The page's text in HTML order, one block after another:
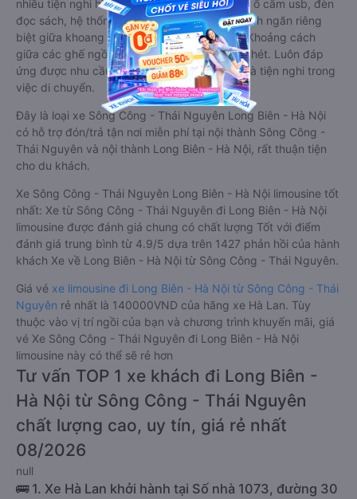
nhiều tiện nghi hiện đại như ti-vi, tủ lạnh mini, ổ cắm usb, đèn
đọc sách, hệ thống âm thanh cao cấp. Có vách ngăn riêng
biệt giữa khoang lái và khoang hành khách. Khoảng cách
giữa các ghế ngồi rất thoải mái, không nhồi nhét. Luôn đáp
ứng được nhu cầu về sang trọng, thoải mái và tiện nghi trong
việc di chuyển.
Đây là loại xe Sông Công - Thái Nguyên Long Biên - Hà Nội
có hỗ trợ đón/trả tận nơi miễn phí tại nội thành Sông Công -
Thái Nguyên và nội thành Long Biên - Hà Nội, rất thuận tiện
cho du khách.
Xe Sông Công - Thái Nguyên Long Biên - Hà Nội limousine tốt
nhất: Xe từ Sông Công - Thái Nguyên đi Long Biên - Hà Nội
limousine được đánh giá chung có chất lượng Tốt với điểm
đánh giá trung bình từ 4.9/5 dựa trên 1427 phản hồi của hành
khách Xe về Long Biên - Hà Nội từ Sông Công - Thái Nguyên.
Giá vé xe limousine đi Long Biên - Hà Nội từ Sông Công - Thái
Nguyên rẻ nhất là 140000VND của hãng xe Hà Lan. Tùy
thuộc vào vị trí ngồi của bạn và chương trình khuyến mãi, giá
vé Xe Sông Công - Thái Nguyên đi Long Biên - Hà Nội
limousine này có thể sẽ rẻ hơn
Tư vấn TOP 1 xe khách đi Long Biên -
Hà Nội từ Sông Công - Thái Nguyên
chất lượng cao, uy tín, giá rẻ nhất
08/2026
null
🚌 1. Xe Hà Lan khởi hành tại Số nhà 1073, đường 30